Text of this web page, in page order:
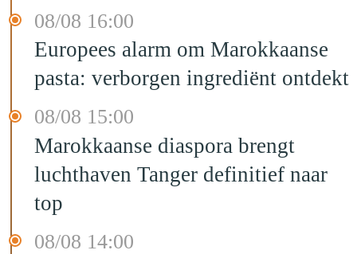
08/08 16:00
Europees alarm om Marokkaanse
pasta: verborgen ingrediënt ontdekt
08/08 15:00
Marokkaanse diaspora brengt
luchthaven Tanger definitief naar
top
08/08 14:00